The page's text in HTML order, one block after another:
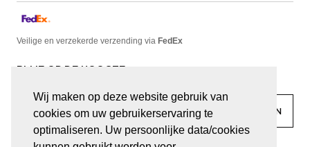
Wij maken op deze website gebruik van
cookies om uw gebruikerservaring te
optimaliseren. Uw persoonlijke data/cookies
Veilige en verzekerde verzending via FedEx
BLIJF OP DE HOOGTE